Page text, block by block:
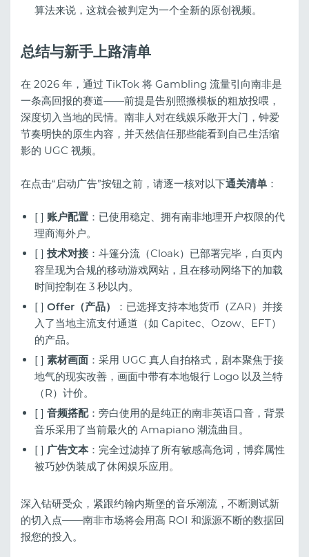
算法来说，这就会被判定为一个全新的原创视频。
总结与新手上路清单
在 2026 年，通过 TikTok 将 Gambling 流量引向南非是
一条高回报的赛道——前提是告别照搬模板的粗放投喂，
深度切入当地的民情。南非人对在线娱乐敞开大门，钟爱
节奏明快的原生内容，并天然信任那些能看到自己生活缩
影的 UGC 视频。
在点击“启动广告”按钮之前，请逐一核对以下通关清单 ：
[ ] 账户配置 ：已使用稳定、拥有南非地理开户权限的代
理商海外户。
[ ] 技术对接 ：斗篷分流（Cloak）已部署完毕，白页内
容呈现为合规的移动游戏网站，且在移动网络下的加载
时间控制在 3 秒以内。
[ ] Offer（产品）
：已选择支持本地货币（ZAR）并接
入了当地主流支付通道（如 Capitec、Ozow、EFT）
的产品。
[ ] 素材画面 ：采用 UGC 真人自拍格式，剧本聚焦于接
地气的现实改善，画面中带有本地银行 Logo 以及兰特
（R）计价。
[ ] 音频搭配：旁白使用的是纯正的南非英语口音，背景
音乐采用了当前最火的 Amapiano 潮流曲目。
[ ] 广告文本：完全过滤掉了所有敏感高危词，博弈属性
被巧妙伪装成了休闲娱乐应用。
深入钻研受众，紧跟约翰内斯堡的音乐潮流，不断测试新
的切入点——南非市场将会用高 ROI 和源源不断的数据回
报您的投入。